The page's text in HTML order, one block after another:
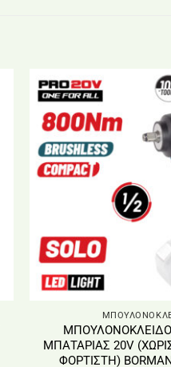
ΜΠΟΥΛΟΝΟΚΛΕΙΔΟ
ΜΠΑΤΑΡΙΑΣ 20V
ΦΟΡΤΙΣΤΗ)